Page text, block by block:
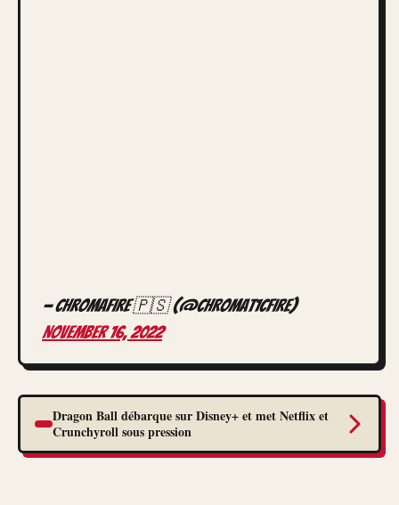
— Chromafire 🇵🇸 (@chromat1cfire)
November 16, 2022
Dragon Ball débarque sur Disney+ et met Netflix et
Crunchyroll sous pression